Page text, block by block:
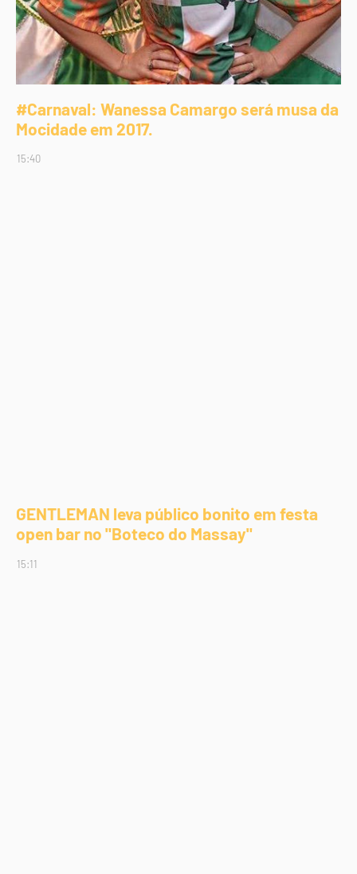
#Carnaval: Wanessa Camargo será musa da
Mocidade em 2017.
15:40
GENTLEMAN leva público bonito em festa
open bar no "Boteco do Massay"
15:11